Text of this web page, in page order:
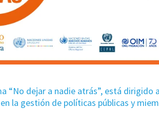
“No dejar a nadie atrás”, está
la gestión de políticas públicas y